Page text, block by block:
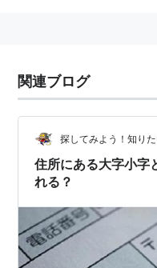
地名。
関連ブログ
探してみよう！知りた
住所にある大字小字
れる？